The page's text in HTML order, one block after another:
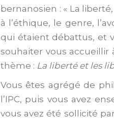
bernanosien : « La
à l’éthique, le genre,
qui étaient débattus, et
souhaiter vous
thème : La liberté et les
Vous êtes agrégé de
l’IPC, puis vous avez
vous avez été sollicité